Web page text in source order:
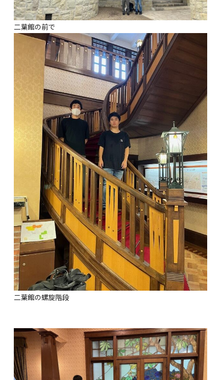
二葉館の前で
二葉館の螺旋階段